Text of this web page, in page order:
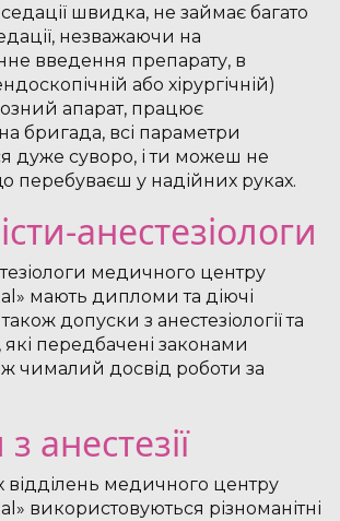
швидка, не займає багато
незважаючи на
введення препарату, в
або хірургічній)
апарат, працює
бригада, всі параметри
дуже суворо, і ти можеш не
перебуваєш у надійних руках.
анестезіологи
медичного центру
мають дипломи та діючі
допуски з анестезіології та
які передбачені законами
чималий досвід роботи за
анестезії
відділень медичного центру
використовуються різноманітні